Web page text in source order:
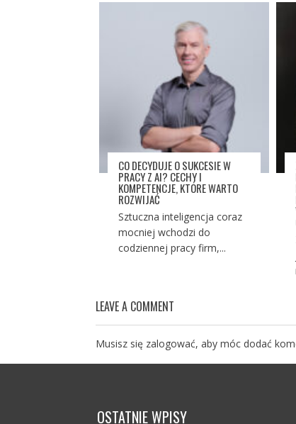
CO DECYDUJE O SUKCESIE W
PRACY Z AI? CECHY I
KOMPETENCJE, KTÓRE WARTO
ROZWIJAĆ
Sztuczna inteligencja coraz
mocniej wchodzi do
codziennej pracy firm,...
LEAVE A COMMENT
Musisz się zalogować, aby móc dodać
OSTATNIE WPISY